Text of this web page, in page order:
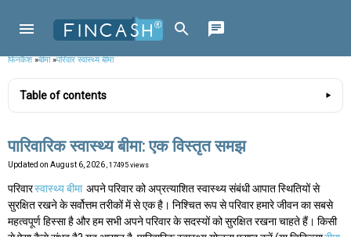
फिनकैश»बीमा»परिवार स्वास्थ्य बीमा
Table of contents
पारिवारिक स्वास्थ्य बीमा: एक विस्तृत समझ
Updated on August 6, 2026 , 17495 views
परिवारस्वास्थ्य बीमा अपने परिवार को अप्रत्याशित स्वास्थ्य संबंधी आपात स्थितियों से
सुरक्षित रखने के सर्वोत्तम तरीकों में से एक है। निश्चित रूप से परिवार हमारे जीवन का सबसे
महत्वपूर्ण हिस्सा है और हम सभी अपने परिवार के सदस्यों को सुरक्षित रखना चाहते हैं। किसी